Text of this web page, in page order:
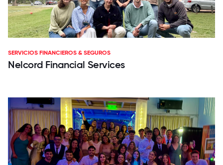
SERVICIOS FINANCIEROS & SEGUROS
Nelcord Financial Services